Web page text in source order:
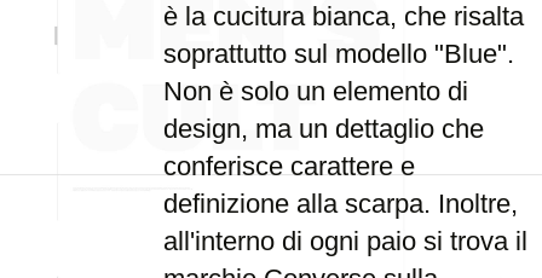
è la cucitura bianca, che risalta
soprattutto sul modello "Blue".
Non è solo un elemento di
design, ma un dettaglio che
conferisce carattere e
definizione alla scarpa. Inoltre,
all'interno di ogni paio si trova il